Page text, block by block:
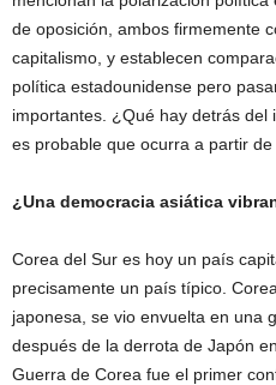
de oposición, ambos firmemente
capitalismo, y establecen
política estadounidense pero
importantes. ¿Qué hay detrás del
es probable que ocurra a partir
¿Una democracia asiática
Corea del Sur es hoy un país
precisamente un país típico.
japonesa, se vio envuelta en una
después de la derrota de Japón
Guerra de Corea fue el primer